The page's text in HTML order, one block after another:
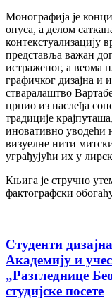
Монографија је
опуса, а делом
контекстуализацију
представља важан
истраженог, а веома
графичког дизајна и
стваралаштво
црпио из наслеђа
традиције
иновативно уводећи
визуелне нити
уграђујући их у
Књига је стручно
фактографски
Студенти
Академију и
„Разгледнице
студијске посете